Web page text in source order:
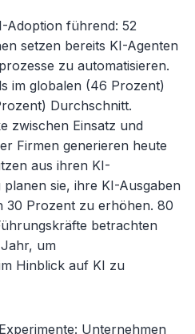
Adoption führend: 52
setzen bereits KI-Agenten
zu automatisieren.
im globalen (46 Prozent)
Durchschnitt.
zwischen Einsatz und
Firmen generieren heute
aus ihren KI-
planen sie, ihre KI-Ausgaben
30 Prozent zu erhöhen. 80
betrachten
um
Hinblick auf KI zu
Unternehmen